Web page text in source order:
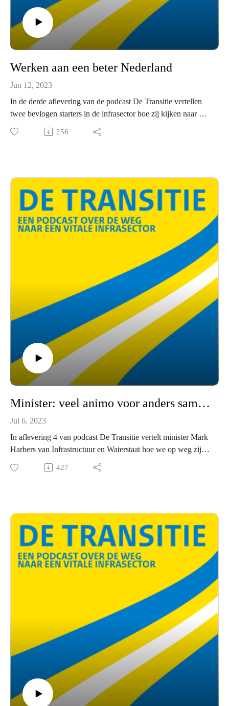
Werken aan een beter Nederland
Jun 12, 2023
In de derde aflevering van de podcast De Transitie vertellen
twee bevlogen starters in de infrasector hoe zij kijken naar de
grote opgave waar we voor staan. De een werkt bij
Rijkswaterstaat; de ander bij BAM. Beide zijn optimistisch:
256
Minister: veel animo voor anders samenwerken
Jul 6, 2023
In aflevering 4 van podcast De Transitie vertelt minister Mark
Harbers van Infrastructuur en Waterstaat hoe we op weg zijn
naar een vitale infrasector. ‘Ik zie daadwerkelijk dat de
mensen van Rijkswaterstaat en de bouwers de handen
427